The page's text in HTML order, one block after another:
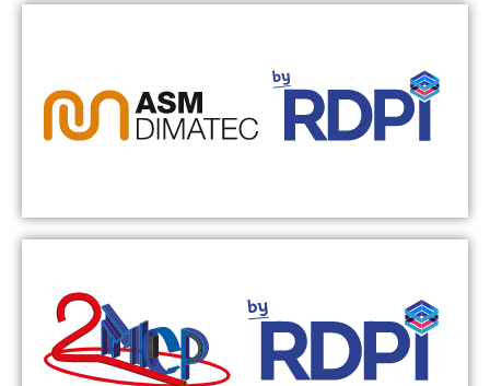
Conception 3D - Simulation - Machine spéciale - Outillage
Manutention charge lourde - Manutention charge légère - Logistique
- Machine spéciale - Charpente métallique - Bord de ligne